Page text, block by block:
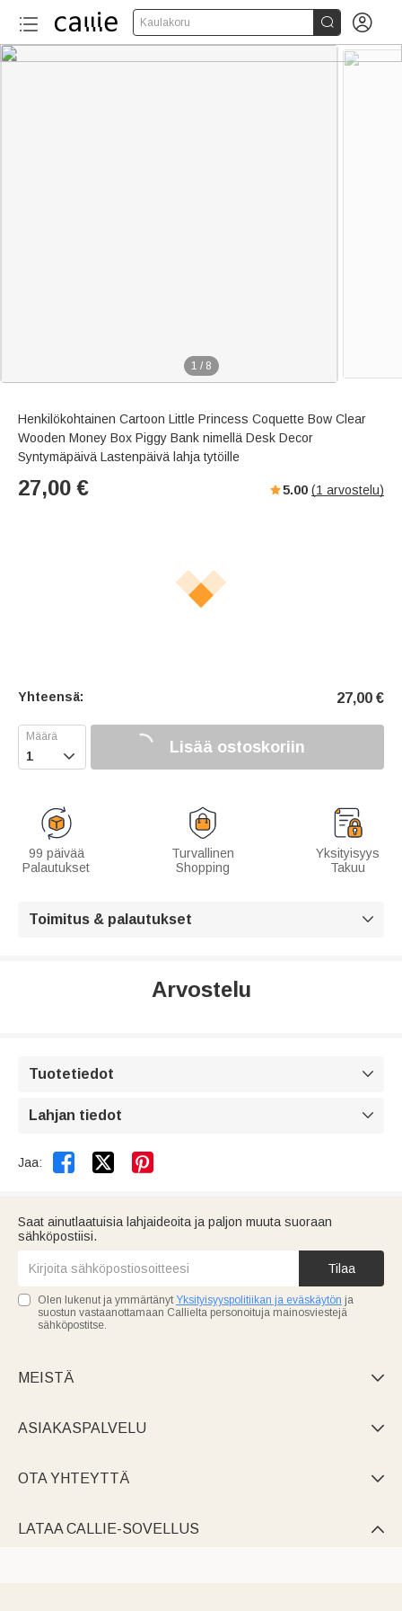
Kaulakoru  
1 / 8
Henkilökohtainen Cartoon Little Princess Coquette Bow Clear
Wooden Money Box Piggy Bank nimellä Desk Decor
Syntymäpäivä Lastenpäivä lahja tytöille
27,00 € 5.00 (1 arvostelu)
Yhteensä: 27,00 €
 Lisää ostoskoriin
99 päivää
Palautukset
Turvallinen
Shopping
Yksityisyys
Takuu
Toimitus & palautukset 
Arvostelu
Tuotetiedot 
Lahjan tiedot 
Jaa:  
Saat ainutlaatuisia lahjaideoita ja paljon muuta suoraan
sähköpostiisi.
Tilaa
Olen lukenut ja ymmärtänyt Yksityisyyspolitiikan ja eväskäytön ja
suostun vastaanottamaan Callielta personoituja mainosviestejä
sähköpostitse.
MEISTÄ 
ASIAKASPALVELU 
OTA YHTEYTTÄ 
LATAA CALLIE-SOVELLUS 